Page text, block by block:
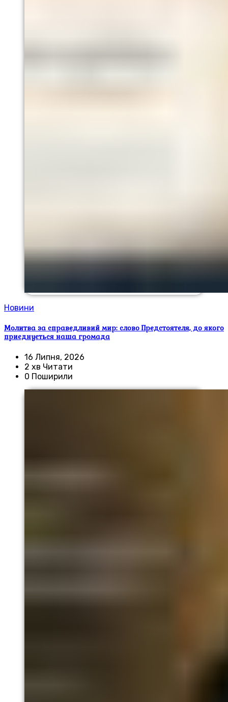
Новини
Молитва за справедливий мир: слово Предстоятеля, до якого
приєднується наша громада
16 Липня, 2026
2 хв Читати
0 Поширили